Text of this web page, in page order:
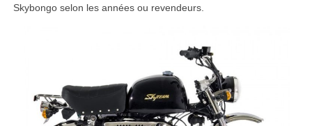
Skybongo selon les années ou revendeurs.